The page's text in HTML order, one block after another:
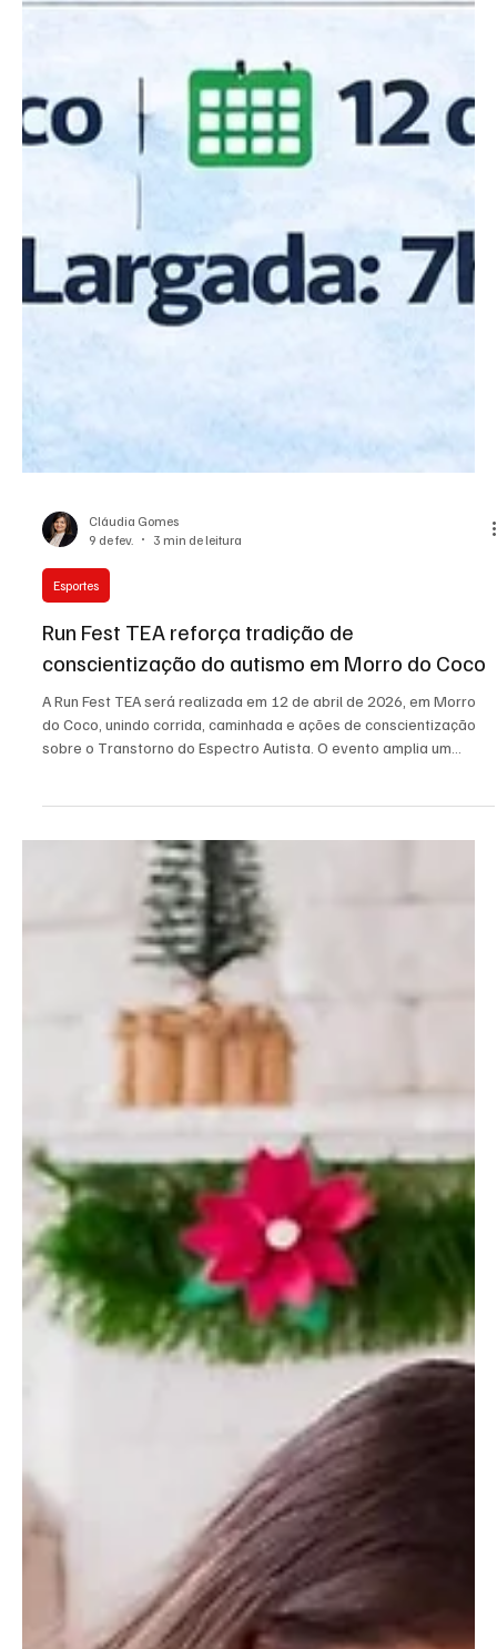
Cláudia Gomes
9 de fev.
3 min de leitura
Run Fest TEA reforça tradição de
conscientização do autismo em Morro do Coco
A Run Fest TEA será realizada em 12 de abril de 2026, em Morro
do Coco, unindo corrida, caminhada e ações de conscientização
sobre o Transtorno do Espectro Autista. O evento amplia um
movimento iniciado em 2023 por mães atípicas, educadores e
voluntários, reforçando a importância da inclusão, do combate ao
preconceito e do apoio às famílias.